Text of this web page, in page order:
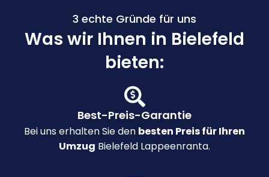
3 echte Gründe für uns
Was wir Ihnen in Bielefeld
bieten:
Best-Preis-Garantie
Bei uns erhalten Sie den besten Preis für Ihren
Umzug Bielefeld Lappeenranta.